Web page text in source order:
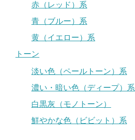
赤（レッド）系
青（ブルー）系
黄（イエロー）系
トーン
淡い色（ペールトーン）系
濃い・暗い色（ディープ）系
白黒灰（モノトーン）
鮮やかな色（ビビット）系